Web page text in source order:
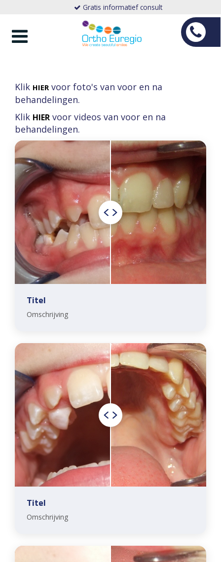
Gratis informatief consult
Toggle
navigation
Klik HIER voor foto's van voor en na
behandelingen.
Klik HIER voor videos van voor en na
behandelingen.
Titel
Omschrijving
Titel
Omschrijving